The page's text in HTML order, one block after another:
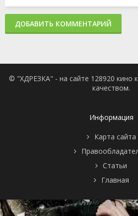
ДОБАВИТЬ КОММЕНТАРИЙ
© "ХДРЕЗКА" - на сайте 128920 кино
качеством.
Информация
Карта сайта
Статьи
Главная